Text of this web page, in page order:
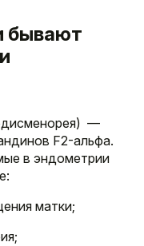
бывают
—
F2-альфа.
в эндометрии
матки;